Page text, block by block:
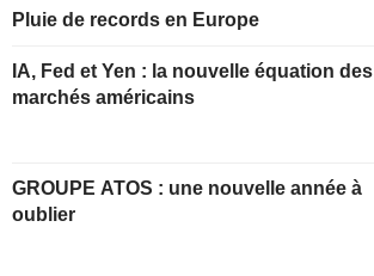
Pluie de records en Europe
IA, Fed et Yen : la nouvelle équation des
marchés américains
GROUPE ATOS : une nouvelle année à
oublier